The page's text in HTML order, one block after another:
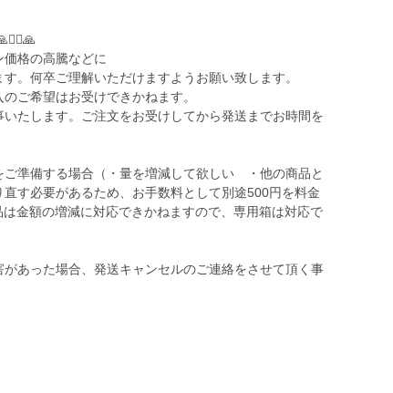
格の高騰などに
。何卒ご理解いただけますようお願い致します。
ご希望はお受けできかねます。
たします。ご注文をお受けしてから発送までお時間を
準備する場合（・量を増減して欲しい ・他の商品と
す必要があるため、お手数料として別途500円を料金
金額の増減に対応できかねますので、専用箱は対応で
あった場合、発送キャンセルのご連絡をさせて頂く事